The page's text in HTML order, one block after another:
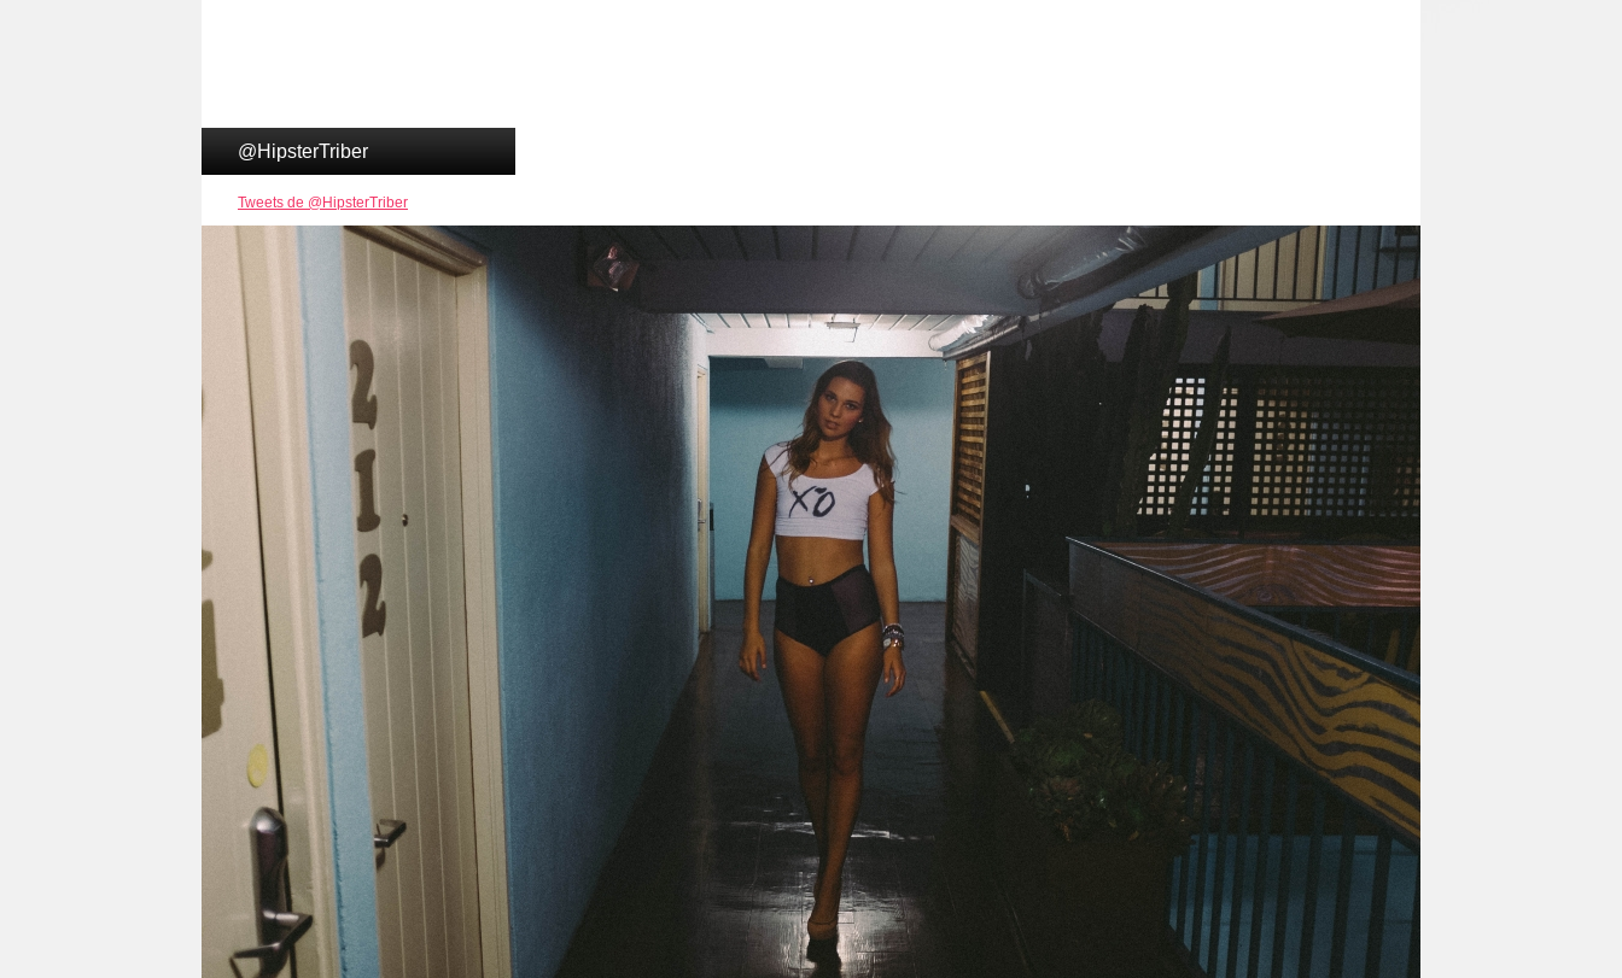
@HipsterTriber
Tweets de @HipsterTriber